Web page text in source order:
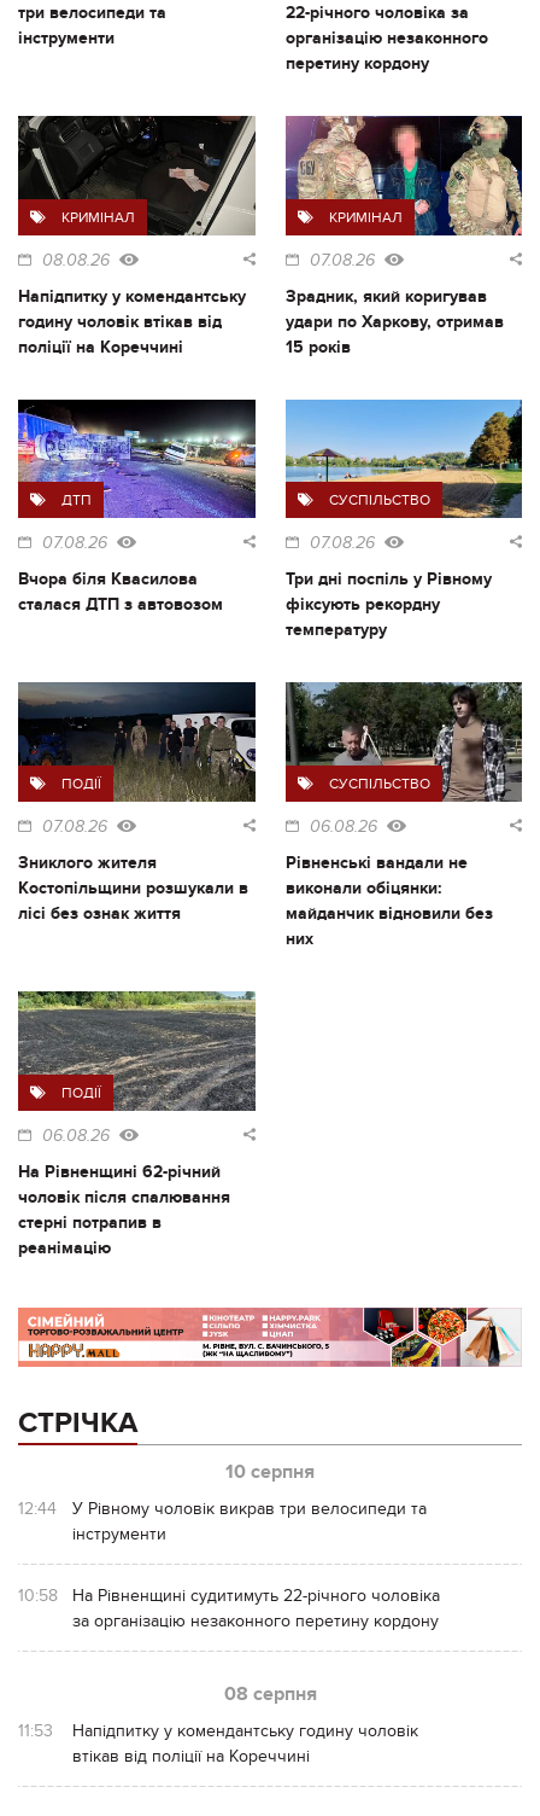
три велосипеди та
інструменти
22-річного чоловіка за
організацію незаконного
перетину кордону
КРИМІНАЛ
08.08.26
Напідпитку у комендантську
годину чоловік втікав від
поліції на Кореччині
КРИМІНАЛ
07.08.26
Зрадник, який коригував
удари по Харкову, отримав
15 років
ДТП
07.08.26
Вчора біля Квасилова
сталася ДТП з автовозом
СУСПІЛЬСТВО
07.08.26
Три дні поспіль у Рівному
фіксують рекордну
температуру
ПОДІЇ
07.08.26
Зниклого жителя
Костопільщини розшукали в
лісі без ознак життя
СУСПІЛЬСТВО
06.08.26
Рівненські вандали не
виконали обіцянки:
майданчик відновили без
них
ПОДІЇ
06.08.26
На Рівненщині 62-річний
чоловік після спалювання
стерні потрапив в
реанімацію
СТРІЧКА
10 серпня
12:44
У Рівному чоловік викрав три велосипеди та
інструменти
10:58
На Рівненщині судитимуть 22-річного чоловіка
за організацію незаконного перетину кордону
08 серпня
11:53
Напідпитку у комендантську годину чоловік
втікав від поліції на Кореччині